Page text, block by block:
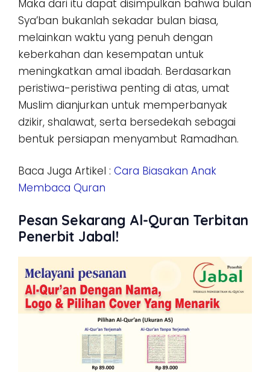
Maka dari itu dapat disimpulkan bahwa bulan
Sya’ban bukanlah sekadar bulan biasa,
melainkan waktu yang penuh dengan
keberkahan dan kesempatan untuk
meningkatkan amal ibadah. Berdasarkan
peristiwa-peristiwa penting di atas, umat
Muslim dianjurkan untuk memperbanyak
dzikir, shalawat, serta bersedekah sebagai
bentuk persiapan menyambut Ramadhan.
Baca Juga Artikel : Cara Biasakan Anak
Membaca Quran
Pesan Sekarang Al-Quran Terbitan
Penerbit Jabal!